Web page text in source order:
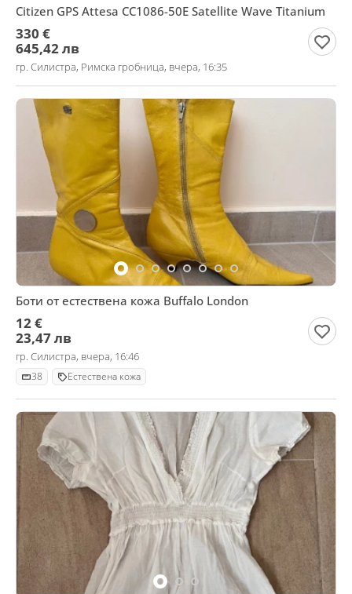
Citizen GPS Attesa CC1086-50E Satellite Wave Titanium
330 €
645,42 лв
гр. Силистра, Римска гробница, вчера, 16:35
Боти от естествена кожа Buffalo London
12 €
23,47 лв
гр. Силистра, вчера, 16:46
38 Естествена кожа